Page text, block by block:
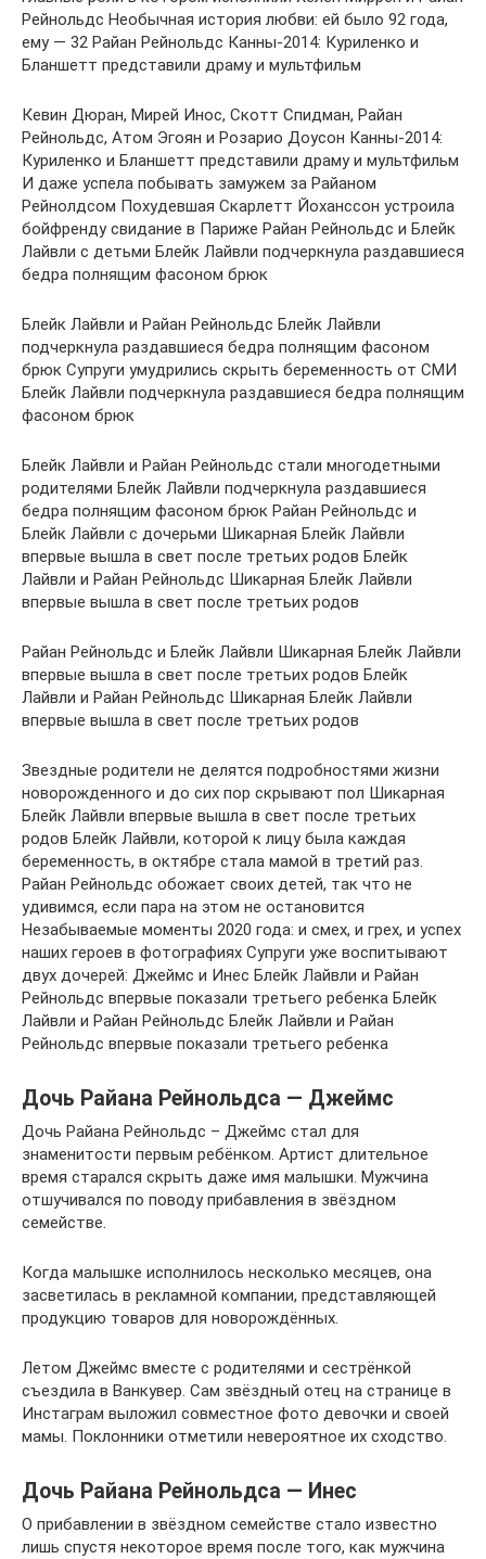
Рейнольдс Необычная история любви: ей было 92 года,
ему — 32 Райан Рейнольдс Канны-2014: Куриленко и
Бланшетт представили драму и мультфильм
Кевин Дюран, Мирей Инос, Скотт Спидман, Райан
Рейнольдс, Атом Эгоян и Розарио Доусон Канны-2014:
Куриленко и Бланшетт представили драму и мультфильм
И даже успела побывать замужем за Райаном
Рейнолдсом Похудевшая Скарлетт Йоханссон устроила
бойфренду свидание в Париже Райан Рейнольдс и Блейк
Лайвли с детьми Блейк Лайвли подчеркнула раздавшиеся
бедра полнящим фасоном брюк
Блейк Лайвли и Райан Рейнольдс Блейк Лайвли
подчеркнула раздавшиеся бедра полнящим фасоном
брюк Супруги умудрились скрыть беременность от СМИ
Блейк Лайвли подчеркнула раздавшиеся бедра полнящим
фасоном брюк
Блейк Лайвли и Райан Рейнольдс стали многодетными
родителями Блейк Лайвли подчеркнула раздавшиеся
бедра полнящим фасоном брюк Райан Рейнольдс и
Блейк Лайвли с дочерьми Шикарная Блейк Лайвли
впервые вышла в свет после третьих родов Блейк
Лайвли и Райан Рейнольдс Шикарная Блейк Лайвли
впервые вышла в свет после третьих родов
Райан Рейнольдс и Блейк Лайвли Шикарная Блейк Лайвли
впервые вышла в свет после третьих родов Блейк
Лайвли и Райан Рейнольдс Шикарная Блейк Лайвли
впервые вышла в свет после третьих родов
Звездные родители не делятся подробностями жизни
новорожденного и до сих пор скрывают пол Шикарная
Блейк Лайвли впервые вышла в свет после третьих
родов Блейк Лайвли, которой к лицу была каждая
беременность, в октябре стала мамой в третий раз.
Райан Рейнольдс обожает своих детей, так что не
удивимся, если пара на этом не остановится
Незабываемые моменты 2020 года: и смех, и грех, и успех
наших героев в фотографиях Супруги уже воспитывают
двух дочерей: Джеймс и Инес Блейк Лайвли и Райан
Рейнольдс впервые показали третьего ребенка Блейк
Лайвли и Райан Рейнольдс Блейк Лайвли и Райан
Рейнольдс впервые показали третьего ребенка
Дочь Райана Рейнольдса — Джеймс
Дочь Райана Рейнольдс – Джеймс стал для
знаменитости первым ребёнком. Артист длительное
время старался скрыть даже имя малышки. Мужчина
отшучивался по поводу прибавления в звёздном
семействе.
Когда малышке исполнилось несколько месяцев, она
засветилась в рекламной компании, представляющей
продукцию товаров для новорождённых.
Летом Джеймс вместе с родителями и сестрёнкой
съездила в Ванкувер. Сам звёздный отец на странице в
Инстаграм выложил совместное фото девочки и своей
мамы. Поклонники отметили невероятное их сходство.
Дочь Райана Рейнольдса — Инес
О прибавлении в звёздном семействе стало известно
лишь спустя некоторое время после того, как мужчина